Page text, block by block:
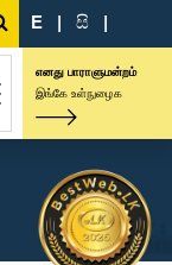
E | සි |
எனது பாராளுமன்றம்
இங்கே உள்நுழைக